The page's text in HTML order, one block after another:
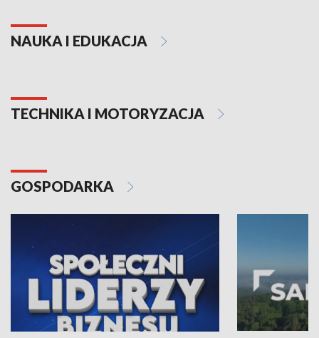
NAUKA I EDUKACJA
TECHNIKA I MOTORYZACJA
GOSPODARKA